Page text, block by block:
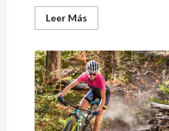
Leer Más
más
Este
domingo
se
correrá
la
Doble
Monte
Comán